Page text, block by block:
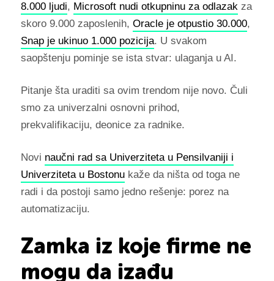
8.000 ljudi, Microsoft nudi otkupninu za odlazakza
skoro 9.000 zaposlenih, Oracle je otpustio 30.000,
Snap je ukinuo 1.000 pozicija. U svakom
saopštenju pominje se ista stvar: ulaganja u AI.
Pitanje šta uraditi sa ovim trendom nije novo. Čuli
smo za univerzalni osnovni prihod,
prekvalifikaciju, deonice za radnike.
Novi naučni rad sa Univerziteta u Pensilvaniji i
Univerziteta u Bostonukaže da ništa od toga ne
radi i da postoji samo jedno rešenje: porez na
automatizaciju.
Zamka iz koje firme ne
mogu da izađu